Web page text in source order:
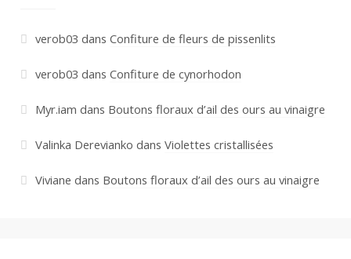
verob03 dans Confiture de fleurs de pissenlits
verob03 dans Confiture de cynorhodon
Myr.iam dans Boutons floraux d’ail des ours au vinaigre
Valinka Derevianko dans Violettes cristallisées
Viviane dans Boutons floraux d’ail des ours au vinaigre